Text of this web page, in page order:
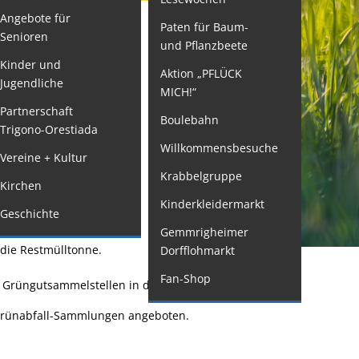
Formulare
Mängelmeldung
Winterdienst
Gutachterausschuss
Organspende
Gleichstellung
und
Angebote für
Senioren
Kinder und
Jugendliche
Partnerschaft
Trigono-Orestiada
Vereine + Kultur
Kirchen
Geschichte
Paten für Baum-
und Pflanzbeete
Aktion „PFLÜCK
MICH!“
Boulebahn
Willkommensbesuche
Krabbelgruppe
Kinderkleidermarkt
Gemmrigheimer
Dorfflohmarkt
Fan-Shop
Restmülltonne.
in den Stadt- oder
Sammlungen angeboten.